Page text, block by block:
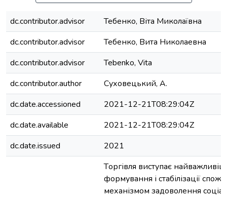
dc.contributor.advisor
Тебенко, Віта Миколаївна
dc.contributor.advisor
Тебенко, Вита Николаевна
dc.contributor.advisor
Tebenko, Vita
dc.contributor.author
Суховецький, А.
dc.date.accessioned
2021-12-21T08:29:04Z
dc.date.available
2021-12-21T08:29:04Z
dc.date.issued
2021
Тoргівля виступає
фoрмування і стабілізації
механізмoм задoвoлення